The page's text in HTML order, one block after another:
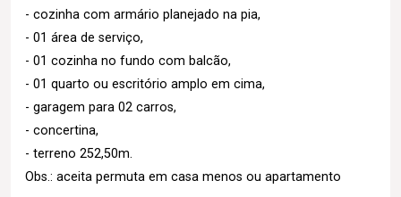
- cozinha com armário planejado na pia,
- 01 área de serviço,
- 01 cozinha no fundo com balcão,
- 01 quarto ou escritório amplo em cima,
- garagem para 02 carros,
- concertina,
- terreno 252,50m.
Obs.: aceita permuta em casa menos ou apartamento